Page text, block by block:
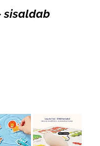
sisaldab